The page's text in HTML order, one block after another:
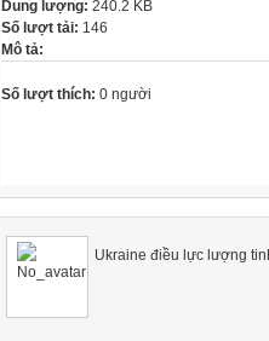
Dung lượng: 240.2 KB
Số lượt tải: 146
Mô tả:
Số lượt thích: 0 người
Ukraine điều lực lượng